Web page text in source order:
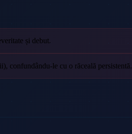
și debut.
confundându-le cu o răceală persistentă.